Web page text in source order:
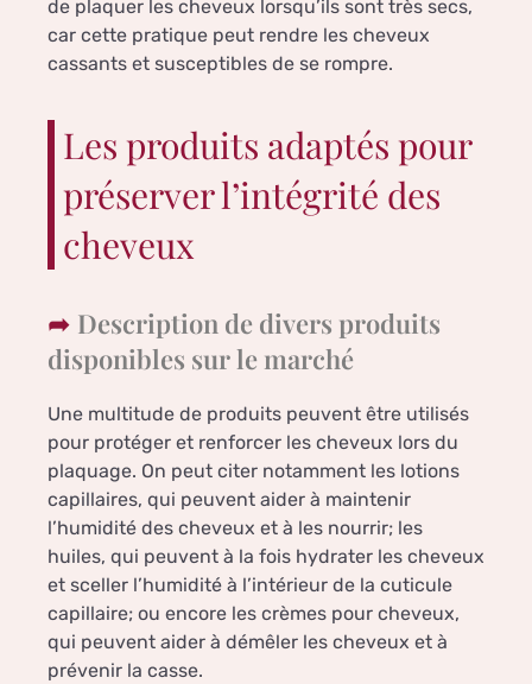
de plaquer les cheveux lorsqu’ils sont très secs,
car cette pratique peut rendre les cheveux
cassants et susceptibles de se rompre.
Les produits adaptés pour
préserver l’intégrité des
cheveux
Description de divers produits
disponibles sur le marché
Une multitude de produits peuvent être utilisés
pour protéger et renforcer les cheveux lors du
plaquage. On peut citer notamment les lotions
capillaires, qui peuvent aider à maintenir
l’humidité des cheveux et à les nourrir; les
huiles, qui peuvent à la fois hydrater les cheveux
et sceller l’humidité à l’intérieur de la cuticule
capillaire; ou encore les crèmes pour cheveux,
qui peuvent aider à démêler les cheveux et à
prévenir la casse.